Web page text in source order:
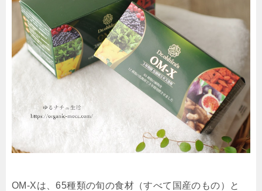
OM-Xは、65種類の旬の食材（すべて国産のもの）と